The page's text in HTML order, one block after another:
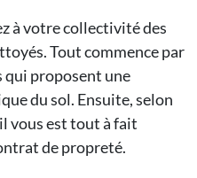
à votre collectivité des
Tout commence par
qui proposent une
du sol. Ensuite, selon
vous est tout à fait
de propreté.